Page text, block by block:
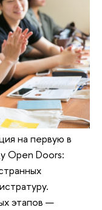
на первую в
Open Doors:
этапов —